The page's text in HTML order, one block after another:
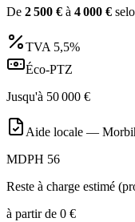
De 2 500 € à 4 000 €
TVA 5,5%
Éco-PTZ
Jusqu'à 50 000 €
Aide locale —
MDPH 56
Reste à charge estimé
à partir de 0 €